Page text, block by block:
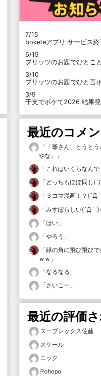
7/15
boketeアプリ サービス
6/15
プリッツのお題でひとこ
3/10
プリッツのお題でひと言
3/9
干支でボケて2026 結果
最近のコメ
「 「爺さん、とうと
やな」
」
「これはいくらなん
「 どっちもほぼ同じ
「 ３コマ漫画！？(´Д
「みすぼらしい(´Д｀)
「はい 」
「やろう 」
「緑の角に飛び飛び
ｗｗ 」
「なるなる 」
「さいこー 」
最近の評価
スープレックス佐藤
スケール
ニック
Pohopo